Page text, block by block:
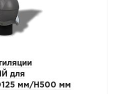
для
мм/H500 мм